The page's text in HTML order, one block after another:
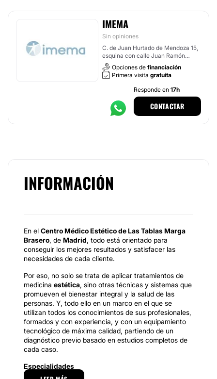
IMEMA
Sin opiniones
C. de Juan Hurtado de Mendoza 15,
esquina con calle Juan Ramón
Jiménez, Madrid
Opciones de financiación
Primera visita gratuita
Responde en 17h
CONTACTAR
INFORMACIÓN
En el Centro Médico Estético de Las Tablas Marga
Brasero, de Madrid, todo está orientado para
conseguir los mejores resultados y satisfacer las
necesidades de cada cliente.
Por eso, no solo se trata de aplicar tratamientos de
medicina estética, sino otras técnicas y sistemas que
promueven el bienestar integral y la salud de las
personas. Y, todo ello en un marco en el que se
utilizan todos los conocimientos de sus profesionales,
formados y con experiencia, y con un equipamiento
tecnológico de máxima calidad, partiendo de un
diagnóstico previo basado en estudios completos de
cada caso.
Especialidades